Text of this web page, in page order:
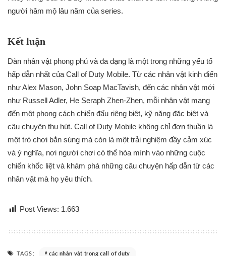
người hâm mộ lâu năm của series.
Kết luận
Dàn nhân vật phong phú và đa dạng là một trong những yếu tố
hấp dẫn nhất của Call of Duty Mobile. Từ các nhân vật kinh điển
như Alex Mason, John Soap MacTavish, đến các nhân vật mới
như Russell Adler, He Seraph Zhen-Zhen, mỗi nhân vật mang
đến một phong cách chiến đấu riêng biệt, kỹ năng đặc biệt và
câu chuyện thu hút. Call of Duty Mobile không chỉ đơn thuần là
một trò chơi bắn súng mà còn là một trải nghiệm đầy cảm xúc
và ý nghĩa, nơi người chơi có thể hòa mình vào những cuộc
chiến khốc liệt và khám phá những câu chuyện hấp dẫn từ các
nhân vật mà họ yêu thích.
Post Views: 1.663
TAGS: các nhân vật trong call of duty